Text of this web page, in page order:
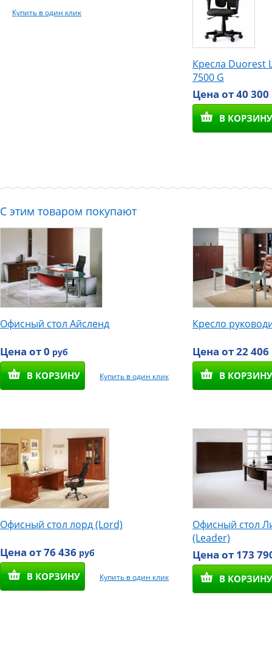
Купить в один клик
Кресла Duorest
7500 G
Цена от 40 300
В КОРЗИНУ
С этим товаром покупают
Офисный стол Айсленд
Цена от 0 руб
В КОРЗИНУ Купить в один клик
Кресло
Цена от 22 406
В КОРЗИНУ
Офисный стол лорд (Lord)
Цена от 76 436 руб
В КОРЗИНУ Купить в один клик
Офисный стол
(Leader)
Цена от 173
В КОРЗИНУ